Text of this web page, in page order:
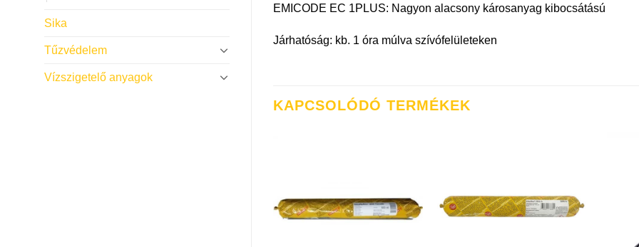
Sika
Tűzvédelem
Vízszigetelő anyagok
EMICODE EC 1PLUS: Nagyon alacsony károsanyag kibocsátású
Járhatóság: kb. 1 óra múlva szívófelületeken
KAPCSOLÓDÓ TERMÉKEK